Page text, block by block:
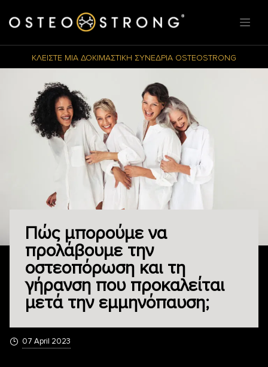
ΚΛΕΙΣΤΕ ΜΙΑ ΔΟΚΙΜΑΣΤΙΚΗ ΣΥΝΕΔΡΙΑ OSTEOSTRONG
Πώς μπορούμε να
προλάβουμε την
οστεοπόρωση και τη
γήρανση που προκαλείται
μετά την εμμηνόπαυση;
07 April 2023